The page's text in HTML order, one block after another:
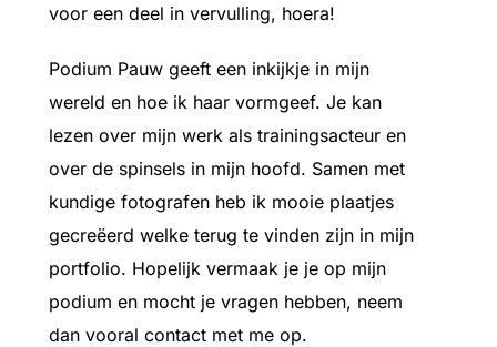
voor een deel in vervulling, hoera!
Podium Pauw geeft een inkijkje in mijn
wereld en hoe ik haar vormgeef. Je kan
lezen over mijn werk als trainingsacteur en
over de spinsels in mijn hoofd. Samen met
kundige fotografen heb ik mooie plaatjes
gecreëerd welke terug te vinden zijn in mijn
portfolio. Hopelijk vermaak je je op mijn
podium en mocht je vragen hebben, neem
dan vooral contact met me op.